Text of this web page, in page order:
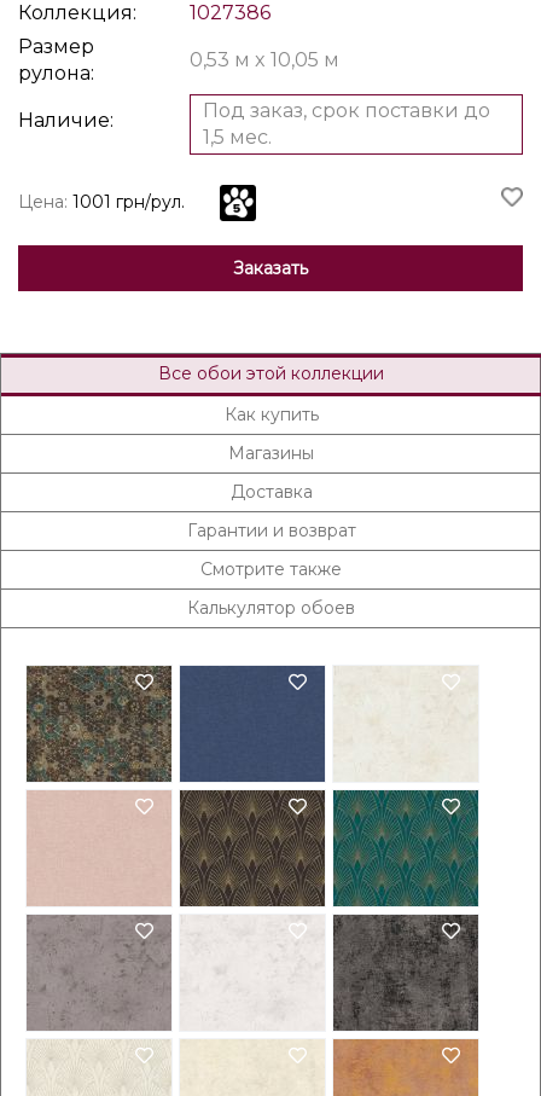
Коллекция:
1027386
Размер
рулона:
0,53 м x 10,05 м
Наличие:
Под заказ, срок поставки до
1,5 мес.
Цена: 1001 грн/рул.
Заказать
Все обои этой коллекции
Как купить
Магазины
Доставка
Гарантии и возврат
Смотрите также
Калькулятор обоев